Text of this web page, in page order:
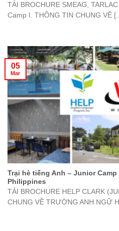
TẢI BROCHURE SMEAG,
Camp I. THÔNG TIN CHUNG VỀ
Trại hè tiếng Anh – Junior
Philippines
TẢI BROCHURE HELP CLARK
CHUNG VỀ TRƯỜNG ANH NGỮ
05
Mar